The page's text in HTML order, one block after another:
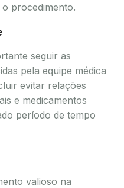
procedimento.
seguir as
pela equipe médica
evitar relações
e medicamentos
período de tempo
valioso na